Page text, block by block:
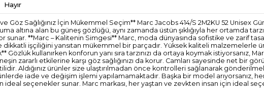
Hayır
ve Göz Sağlığınız İçin Mükemmel Seçim** Marc Jacobs 414/S 2M2KU 52
altına alan bu güneş gözlüğü, aynı zamanda üstün şıklığıyla her ortamda
**Marc – Kalitenin Simgesi** Marc, moda dünyasında sofistike ve zarif
dikkatli işçiliğini yansıtan mükemmel bir parçadır. Yüksek kaliteli
Gözlük kullanırken konforun yanı sıra tarzınızı da ortaya koymak istiyorsanız,
zararlı etkilerine karşı göz sağlığınızı da korur. Camları sayesinde net bir
Aldığınız ürünler size ulaştırılmadan önce kontrolleri sağlanarak
iade ve değişim işlemi yapılamamaktadır. Başka bir model arıyorsanız,
seçenekler sunar. Marc markası, her yaştan ve zevkten insan için ideal